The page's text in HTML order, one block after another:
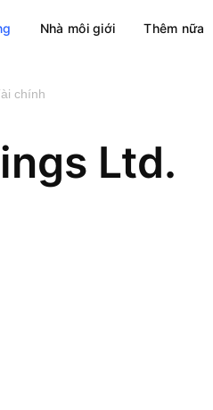
Nhà môi giới Thêm nữa
chính
Ltd.